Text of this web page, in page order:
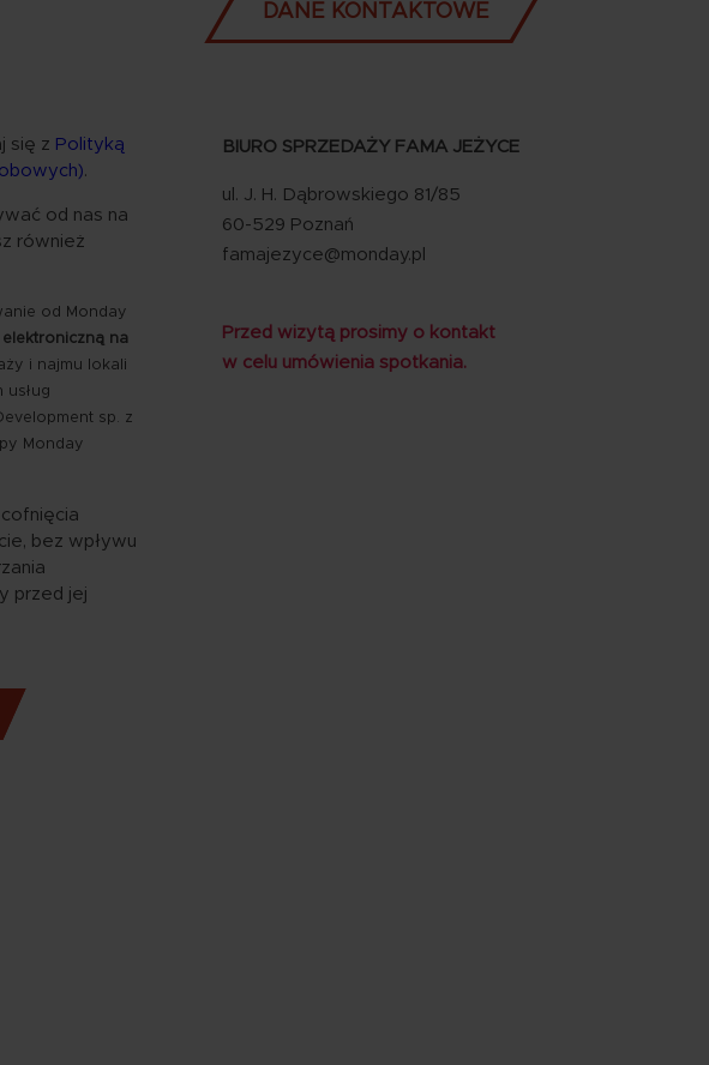
się z Polityką
.
od nas na
również
od Monday
na
i najmu lokali
sp. z
Monday
bez wpływu
przed jej
DANE KONTAKTOWE
BIURO SPRZEDAŻY FAMA JEŻYCE
ul. J. H. Dąbrowskiego 81/85
60-529 Poznań
famajezyce@monday.pl
Przed wizytą prosimy o kontakt
w celu umówienia spotkania.